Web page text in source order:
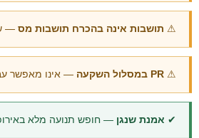
⚠ תושבות אינה בהכרח תושבות מס —
⚠ PR במסלול השקעה — אינו מאפשר
✔ אמנת שנגן — חופש תנועה מלא